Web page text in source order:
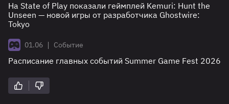
На State of Play показали геймплей Kemuri: Hunt the
Unseen — новой игры от разработчика Ghostwire:
Tokyo
01.06 | Событие
Расписание главных событий Summer Game Fest 2026